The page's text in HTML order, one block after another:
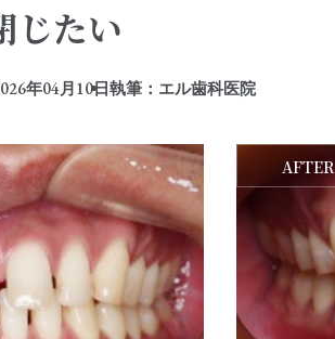
じたい
年04月10日執筆：エル歯科医院
AFTER